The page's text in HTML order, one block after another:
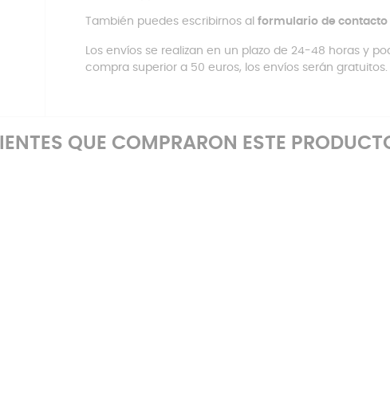
También puedes escribirnos al formulario de contacto
Los envíos se realizan en un plazo de 24-48 horas y
compra superior a 50 euros, los envíos serán gratuitos.
QUE COMPRARON ESTE